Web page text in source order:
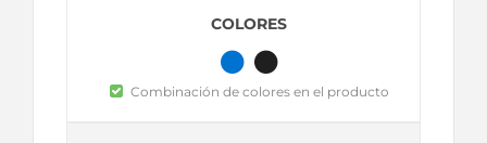
COLORES
Combinación de colores en el producto